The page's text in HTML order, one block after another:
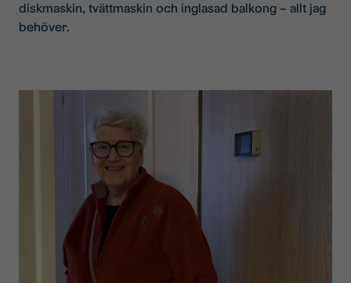
diskmaskin, tvättmaskin och inglasad balkong – allt jag
behöver.